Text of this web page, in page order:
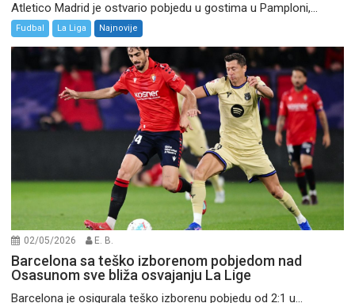
Atletico Madrid je ostvario pobjedu u gostima u Pamploni,...
Fudbal La Liga Najnovije
02/05/2026 E. B.
Barcelona sa teško izborenom pobjedom nad
Osasunom sve bliža osvajanju La Lige
Barcelona je osigurala teško izborenu pobjedu od 2:1 u...